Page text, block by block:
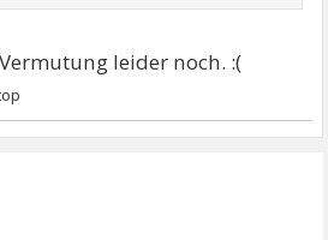
leider noch. :(